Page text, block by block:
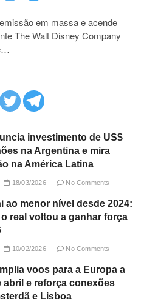
em massa e acende
The Walt Disney Company
investimento de US$
na Argentina e mira
na América Latina
18/03/2026 No Comments
ao menor nível desde 2024:
real voltou a ganhar força
10/02/2026 No Comments
voos para a Europa a
abril e reforça conexões
e Lisboa